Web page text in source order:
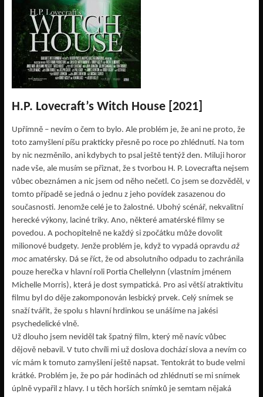
H.P. Lovecraft’s Witch House [2021]
Upřímně – nevím o čem to bylo. Ale problém je, že ani ne proto, že
toto zamyšlení píšu prakticky přesně po roce po zhlédnutí. Na tom
by nic nezměnilo, ani kdybych to psal ještě tentýž den. Miluji horor
nade vše, ale musím se přiznat, že s tvorbou H. P. Lovecrafta nejsem
vůbec obeznámen a nic jsem od něho nečetl. Co jsem se dozvěděl, v
tomto případě se jedná o jednu z jeho povídek zasazenou do
současnosti. Jenomže celé je to žalostné. Ubohý scénář, nekvalitní
herecké výkony, laciné triky. Ano, některé amatérské filmy se
povedou. A pochopitelně ne každý si zpočátku může dovolit
milionové budgety. Jenže problém je, když to vypadá opravdu až
mocamatérsky. Dá se říct, že od absolutního odpadu to zachránila
pouze herečka v hlavní roli Portia Chellelynn (vlastním jménem
Michelle Morris), která je dost sympatická. Pro asi větší atraktivitu
filmu byl do děje zakomponován lesbický prvek. Celý snímek se
snaží tvářit, že spolu s hlavní hrdinkou se unášíme na jakési
psychedelické vlně.
Už dlouho jsem neviděl tak špatný film, který mě navíc vůbec
dějově nebavil. V tuto chvíli mi už doslova dochází slova a nevím co
víc mám k tomuto zamyšlení ještě napsat. Tentokrát to bude velmi
krátké. Problém je, že po pár hodinách od zhlédnutí se mi snímek
úplně vypařil z hlavy. I u těch horších snímků je semtam nějaká